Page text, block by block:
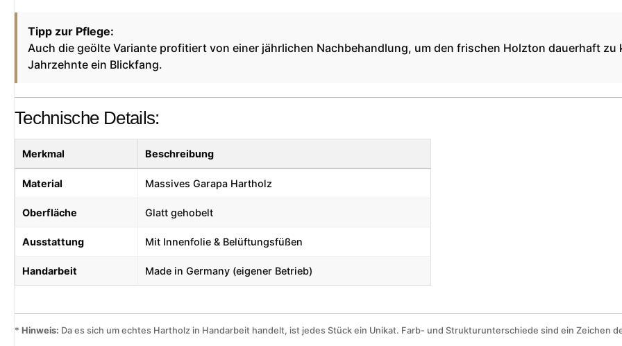
Tipp zur Pflege:
Auch die geölte Variante profitiert von einer jährlichen Nachbehandlung, um den frischen Holzton dauerhaft
Jahrzehnte ein Blickfang.
Technische Details:
Merkmal Beschreibung
Material Massives Garapa Hartholz
Oberfläche Glatt gehobelt
Ausstattung Mit Innenfolie & Belüftungsfüßen
Handarbeit Made in Germany (eigener Betrieb)
* Hinweis: Da es sich um echtes Hartholz in Handarbeit handelt, ist jedes Stück ein Unikat. Farb- und Strukturunterschiede sind ein Zeichen